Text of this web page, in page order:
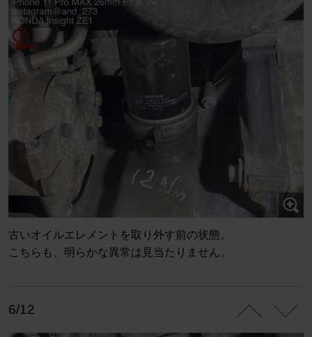
古いオイルエレメントを取り外す前の状態。
こちらも、明らかな異常は見当たりません。
6/12